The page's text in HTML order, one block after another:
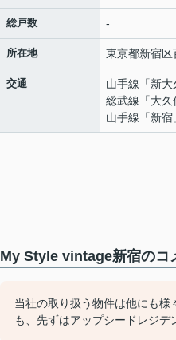
総戸数 -
所在地 東京都新宿区
交通 山手線 「新大
総武線 「大久
山手線 「新宿
My Style vintage新宿のコ
当社の取り扱う物件は他にも
も、先ずはアップシードレジデ